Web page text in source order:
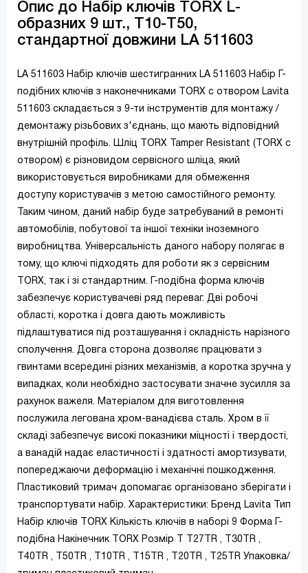
Опис до Набір ключів TORX L-
образних 9 шт., T10-T50,
стандартної довжини LA 511603
LA 511603 Набір ключів шестигранних LA 511603 Набір Г-
подібних ключів з наконечниками TORX c отвором Lavita
511603 складається з 9-ти інструментів для монтажу /
демонтажу різьбових з'єднань, що мають відповідний
внутрішній профіль. Шліц TORX Tamper Resistant (TORX c
отвором) є різновидом сервісного шліца, який
використовується виробниками для обмеження
доступу користувачів з метою самостійного ремонту.
Таким чином, даний набір буде затребуваний в ремонті
автомобілів, побутової та іншої техніки іноземного
виробництва. Універсальність даного набору полягає в
тому, що ключі підходять для роботи як з сервісним
TORX, так і зі стандартним. Г-подібна форма ключів
забезпечує користувачеві ряд переваг. Дві робочі
області, коротка і довга дають можливість
підлаштуватися під розташування і складність нарізного
сполучення. Довга сторона дозволяє працювати з
гвинтами всередині різних механізмів, а коротка зручна у
випадках, коли необхідно застосувати значне зусилля за
рахунок важеля. Матеріалом для виготовлення
послужила легована хром-ванадієва сталь. Хром в її
складі забезпечує високі показники міцності і твердості,
а ванадій надає еластичності і здатності амортизувати,
попереджаючи деформацію і механічні пошкодження.
Пластиковий тримач допомагає організовано зберігати і
транспортувати набір. Характеристики: Бренд Lavita Тип
Набір ключів TORX Кількість ключів в наборі 9 Форма Г-
подібна Накінечник TORX Розмір Т T27TR , T30TR ,
T40TR , T50TR , T10TR , T15TR , T20TR , T25TR Упаковка/